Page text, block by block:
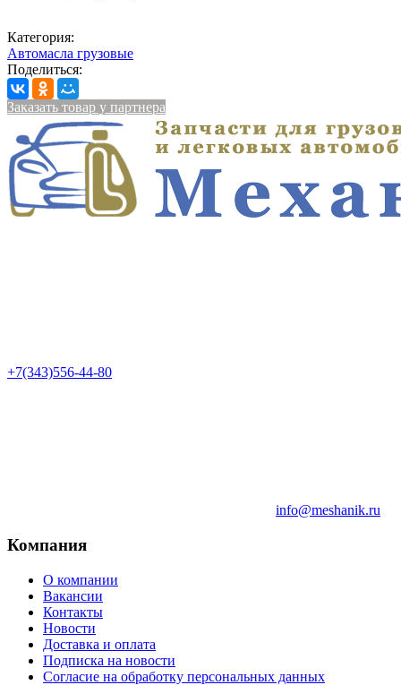
Категория:
Автомасла грузовые
Поделиться:
Заказать товар у партнера
+7(343)556-44-80
info@meshanik.ru
Компания
О компании
Вакансии
Контакты
Новости
Доставка и оплата
Подписка на новости
Согласие на обработку персональных данных